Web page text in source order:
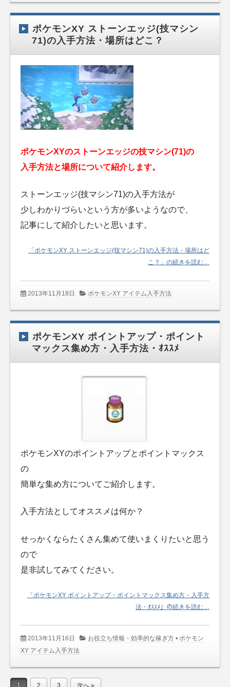
ポケモンXY ストーンエッジ(技マシン
71)の入手方法・場所はどこ？
ポケモンXYのストーンエッジの技マシン(71)の
入手方法と場所について紹介します。
ストーンエッジ(技マシン71)の入手方法が
少しわかりづらいという方が多いようなので、
記事にして紹介したいと思います。
「ポケモンXY ストーンエッジ(技マシン71)の入手方法・場所はど
こ？」の続きを読む…
2013年11月18日 ポケモンXY アイテム入手方法
ポケモンXY ポイントアップ・ポイント
マックス集め方・入手方法・ｵｽｽﾒ
ポケモンXYのポイントアップとポイントマックス
の
簡単な集め方についてご紹介します。
入手方法としてオススメは何か？
せっかくならたくさん集めて使いまくりたいと思う
ので
是非試してみてください。
「ポケモンXY ポイントアップ・ポイントマックス集め方・入手方
法・ｵｽｽﾒ」の続きを読む…
2013年11月16日 お役立ち情報・効率的な稼ぎ方 • ポケモン
XY アイテム入手方法
1 2 3 次へ »